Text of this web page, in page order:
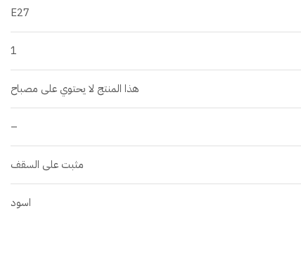
E27
1
هذا المنتج لا يحتوي على مصباح
–
مثبت على السقف
اسود